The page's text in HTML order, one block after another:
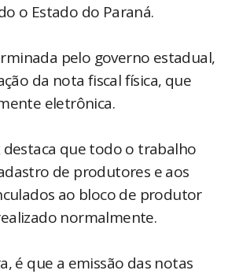
o Estado do Paraná.
pelo governo estadual,
da nota fiscal física, que
eletrônica.
destaca que todo o trabalho
de produtores e aos
ao bloco de produtor
normalmente.
é que a emissão das notas